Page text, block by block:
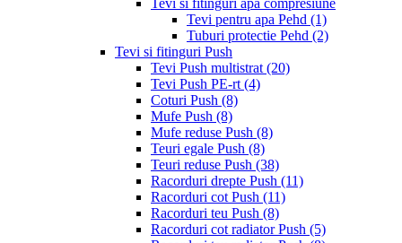
Tevi si fitinguri apa compresiune
Tevi pentru apa Pehd (1)
Tuburi protectie Pehd (2)
Tevi si fitinguri Push
Tevi Push multistrat (20)
Tevi Push PE-rt (4)
Coturi Push (8)
Mufe Push (8)
Mufe reduse Push (8)
Teuri egale Push (8)
Teuri reduse Push (38)
Racorduri drepte Push (11)
Racorduri cot Push (11)
Racorduri teu Push (8)
Racorduri cot radiator Push (5)